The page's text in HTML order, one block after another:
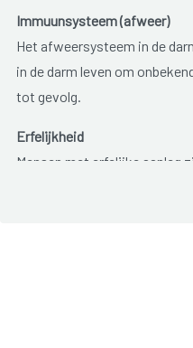
Immuunsysteem (afweer)
Het afweersysteem in de
in de darm leven om
tot gevolg.
Erfelijkheid
Mensen met erfelijke aanleg